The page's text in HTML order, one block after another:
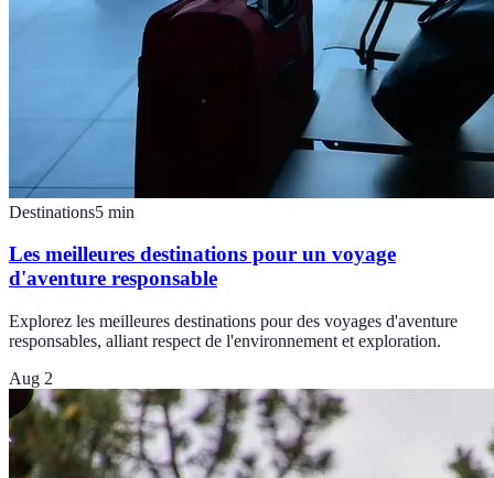
Destinations5 min
Les meilleures destinations pour un voyage
d'aventure responsable
Explorez les meilleures destinations pour des voyages d'aventure
responsables, alliant respect de l'environnement et exploration.
Aug 2